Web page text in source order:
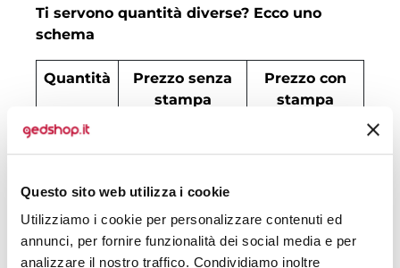
Questo sito web utilizza i cookie
Utilizziamo i cookie per personalizzare contenuti ed
annunci, per fornire funzionalità dei social media e per
analizzare il nostro traffico. Condividiamo inoltre
Ti servono quantità diverse? Ecco uno
schema
Quantità
Prezzo senza
stampa
Prezzo con
stampa
30
200 € 31,07 € 33,37